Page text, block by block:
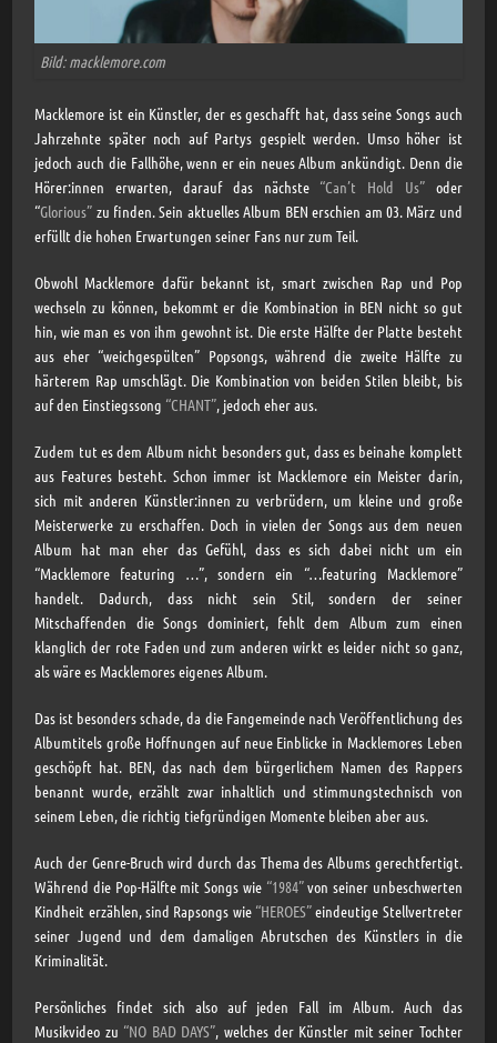
Bild: macklemore.com
Macklemore ist ein Künstler, der es geschafft hat, dass seine Songs auch
Jahrzehnte später noch auf Partys gespielt werden. Umso höher ist
jedoch auch die Fallhöhe, wenn er ein neues Album ankündigt. Denn die
Hörer:innen erwarten, darauf das nächste “Can’t Hold Us”oder
“Glorious” zu finden. Sein aktuelles Album BEN erschien am 03. März und
erfüllt die hohen Erwartungen seiner Fans nur zum Teil.
Obwohl Macklemore dafür bekannt ist, smart zwischen Rap und Pop
wechseln zu können, bekommt er die Kombination in BEN nicht so gut
hin, wie man es von ihm gewohnt ist. Die erste Hälfte der Platte besteht
aus eher “weichgespülten” Popsongs, während die zweite Hälfte zu
härterem Rap umschlägt. Die Kombination von beiden Stilen bleibt, bis
auf den Einstiegssong “CHANT” , jedoch eher aus.
Zudem tut es dem Album nicht besonders gut, dass es beinahe komplett
aus Features besteht. Schon immer ist Macklemore ein Meister darin,
sich mit anderen Künstler:innen zu verbrüdern, um kleine und große
Meisterwerke zu erschaffen. Doch in vielen der Songs aus dem neuen
Album hat man eher das Gefühl, dass es sich dabei nicht um ein
“Macklemore featuring …”, sondern ein “…featuring Macklemore”
handelt. Dadurch, dass nicht sein Stil, sondern der seiner
Mitschaffenden die Songs dominiert, fehlt dem Album zum einen
klanglich der rote Faden und zum anderen wirkt es leider nicht so ganz,
als wäre es Macklemores eigenes Album.
Das ist besonders schade, da die Fangemeinde nach Veröffentlichung des
Albumtitels große Hoffnungen auf neue Einblicke in Macklemores Leben
geschöpft hat. BEN, das nach dem bürgerlichem Namen des Rappers
benannt wurde, erzählt zwar inhaltlich und stimmungstechnisch von
seinem Leben, die richtig tiefgründigen Momente bleiben aber aus.
Auch der Genre-Bruch wird durch das Thema des Albums gerechtfertigt.
Während die Pop-Hälfte mit Songs wie “1984”von seiner unbeschwerten
Kindheit erzählen, sind Rapsongs wie “HEROES”eindeutige Stellvertreter
seiner Jugend und dem damaligen Abrutschen des Künstlers in die
Kriminalität.
Persönliches findet sich also auf jeden Fall im Album. Auch das
Musikvideo zu “NO BAD DAYS” , welches der Künstler mit seiner Tochter